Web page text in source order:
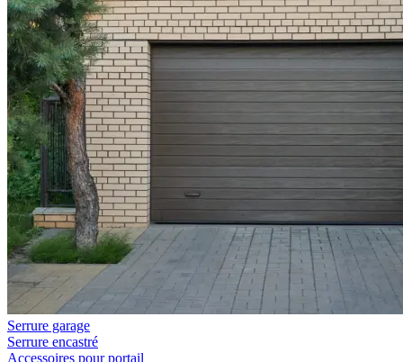
Serrure garage
Serrure encastré
Accessoires pour portail